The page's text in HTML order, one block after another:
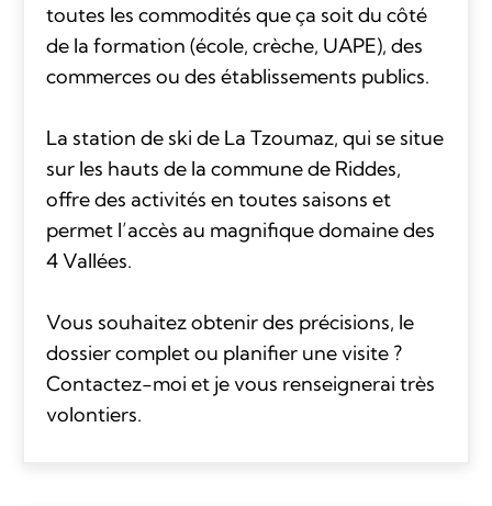
toutes les commodités que ça soit du côté
de la formation (école, crèche, UAPE), des
commerces ou des établissements publics.
La station de ski de La Tzoumaz, qui se situe
sur les hauts de la commune de Riddes,
offre des activités en toutes saisons et
permet l’accès au magnifique domaine des
4 Vallées.
Vous souhaitez obtenir des précisions, le
dossier complet ou planifier une visite ?
Contactez-moi et je vous renseignerai très
volontiers.